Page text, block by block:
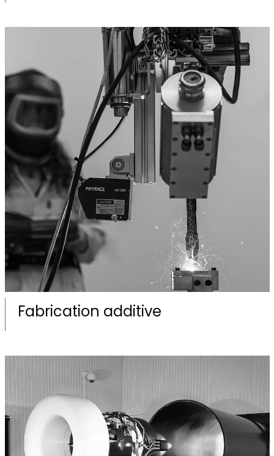
Fabrication additive